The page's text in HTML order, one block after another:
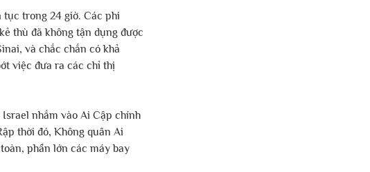
tục trong 24 giờ. Các phi
thù đã không tận dụng được
và chắc chắn có khả
việc đưa ra các chỉ thị
nhắm vào Ai Cập chính
thời đó, Không quân Ai
phần lớn các máy bay